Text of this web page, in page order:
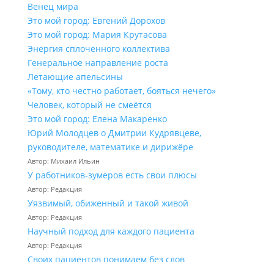
Венец мира
Это мой город: Евгений Дорохов
Это мой город: Мария Крутасова
Энергия сплочённого коллектива
Генеральное направление роста
Летающие апельсины
«Тому, кто честно работает, бояться нечего»
Человек, который не смеётся
Это мой город: Елена Макаренко
Юрий Молодцев о Дмитрии Кудрявцеве,
руководителе, математике и дирижёре
Автор: Михаил Ильин
У работников‑зумеров есть свои плюсы
Автор: Редакция
Уязвимый, обиженный и такой живой
Автор: Редакция
Научный подход для каждого пациента
Автор: Редакция
Своих пациентов понимаем без слов